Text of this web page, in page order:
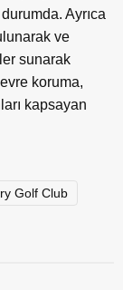
Ayrıca
ve
sunarak
koruma,
kapsayan
Golf Club